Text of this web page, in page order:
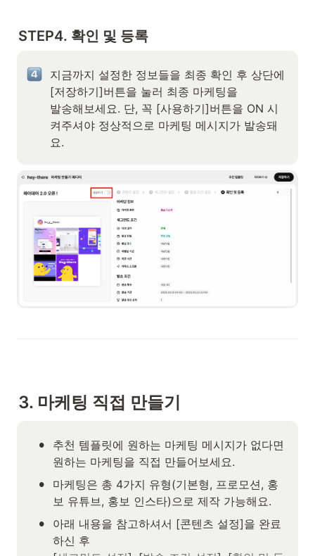
STEP4. 확인 및 등록
지금까지 설정한 정보들을 최종 확인 후 상단에
[저장하기]버튼을 눌러 최종 마케팅을
발송해보세요. 단, 꼭 [사용하기]버튼을 ON 시
켜주셔야 정상적으로 마케팅 메시지가 발송돼
요.
3. 마케팅 직접 만들기
•
추천 템플릿에 원하는 마케팅 메시지가 없다면
원하는 마케팅을 직접 만들어보세요.
•
마케팅은 총 4가지 유형(기본형, 프로모션, 홍
보 유튜브, 홍보 인스타)으로 제작 가능해요.
•
아래 내용을 참고하셔서 [콘텐츠 설정]을 완료
하신 후